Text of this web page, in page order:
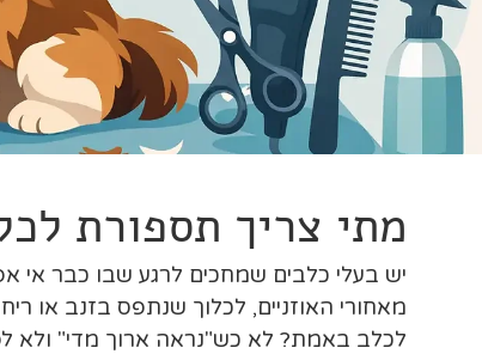
מתי צריך תספורת
יש בעלי כלבים שמחכים לרגע שבו כבר אי
מאחורי האוזניים, לכלוך שנתפס בזנב או
לכלב באמת? לא כש"נראה ארוך מדי" ולא